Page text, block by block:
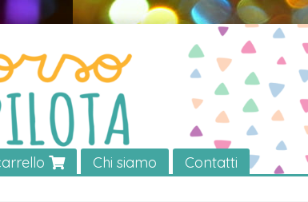
Chi siamo Contatti